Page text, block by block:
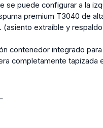
se puede configurar a la
premium T3040 de
(asiento extraíble y
contenedor integrado
completamente